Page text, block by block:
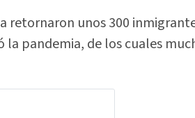
retornaron unos 300
la pandemia, de los cuales